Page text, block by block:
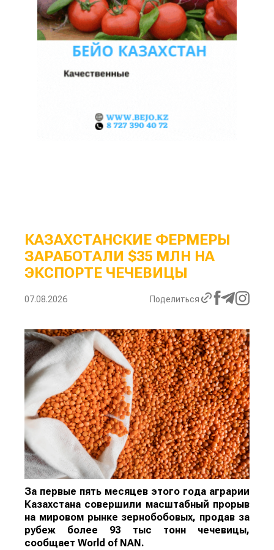
КАЗАХСТАНСКИЕ ФЕРМЕРЫ
ЗАРАБОТАЛИ $35 МЛН НА
ЭКСПОРТЕ ЧЕЧЕВИЦЫ
07.08.2026 Поделиться
За первые пять месяцев этого года аграрии
Казахстана совершили масштабный прорыв
на мировом рынке зернобобовых, продав за
рубеж более 93 тыс тонн чечевицы,
сообщает World of NAN .